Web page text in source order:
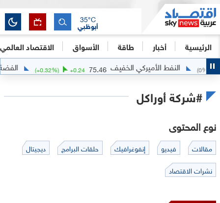
الرئيسية أخبار طاقة الأسواق الاقتصاد العالمي
أبوظبي
35°C
0 النفط الأميركي الخفيف 75.46
+0.24
(+0.32%) الفضة
#شركة أوراكل
نوع المحتوى
مقالات فيديو إنفوغرافيك حلقات البرامج
ديجيتال
نشرات الاقتصاد